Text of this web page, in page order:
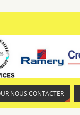
NOUS CONTACTER